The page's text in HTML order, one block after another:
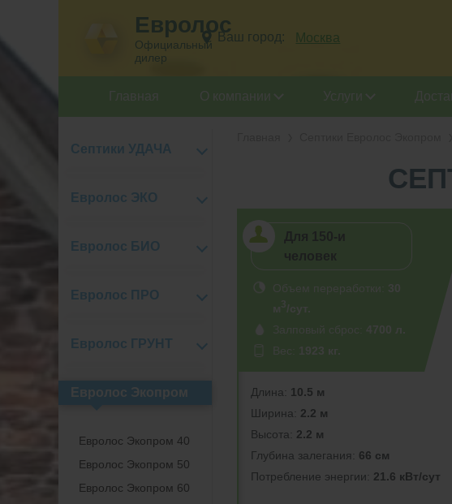
Евролос
Официальный
дилер
Ваш город: Москва
Септики УДАЧА
Евролос ЭКО
Евролос БИО
Евролос ПРО
Евролос ГРУНТ
Евролос Экопром
Евролос Экопром 40
Евролос Экопром 50
Евролос Экопром 60
Для 150-и
человек
Длина: 10.5 м
Ширина: 2.2 м
Высота: 2.2 м
Глубина залегания: 66 см
Потреблeние энергии: 21.6 кВт/сут